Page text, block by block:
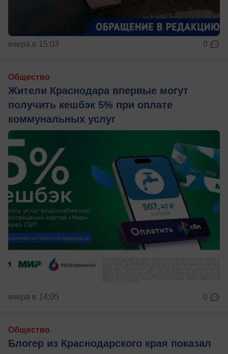
вчера в 15:03 0
Общество
Жители Краснодара впервые могут
получить кешбэк 5% при оплате
коммунальных услуг
вчера в 14:05 0
Общество
Блогер из Краснодарского края показал